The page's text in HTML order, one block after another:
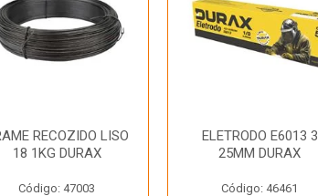
RECOZIDO LISO
18 1KG DURAX
Código: 47003
ELETRODO E6013 3
25MM DURAX
Código: 46461